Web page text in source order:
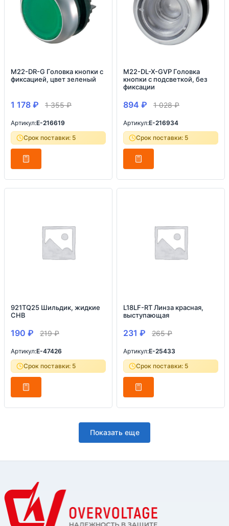
M22-DR-G Головка кнопки с
фиксацией, цвет зеленый
1 178 ₽ 1 355₽
Артикул:E-216619
Срок поставки: 5
M22-DL-X-GVP Головка
кнопки с подсветкой, без
фиксации
894 ₽ 1 028₽
Артикул:E-216934
Срок поставки: 5
921TQ25 Шильдик, жидкие
СНВ
190 ₽ 219₽
Артикул:E-47426
Срок поставки: 5
L18LF-RT Линза красная,
выступающая
231 ₽ 265₽
Артикул:E-25433
Срок поставки: 5
Показать еще